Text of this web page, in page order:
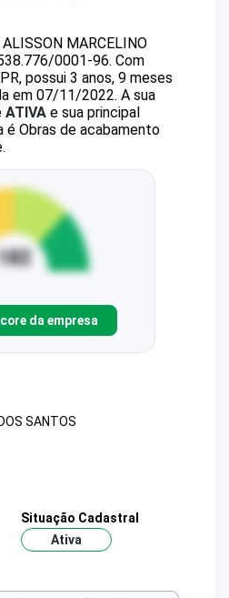
ALISSON MARCELINO
0001-96. Com
possui 3 anos, 9 meses
em 07/11/2022. A sua
ATIVA e sua principal
é Obras de acabamento
da empresa
SANTOS
Situação Cadastral
Ativa